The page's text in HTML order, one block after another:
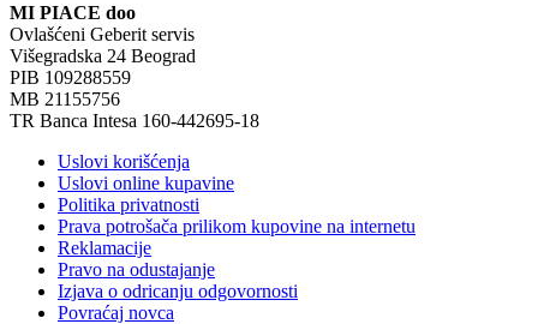
MI PIACE doo
Ovlašćeni Geberit servis
Višegradska 24 Beograd
PIB 109288559
MB 21155756
TR Banca Intesa 160-442695-18
Uslovi korišćenja
Uslovi online kupavine
Politika privatnosti
Prava potrošača prilikom kupovine na internetu
Reklamacije
Pravo na odustajanje
Izjava o odricanju odgovornosti
Povraćaj novca